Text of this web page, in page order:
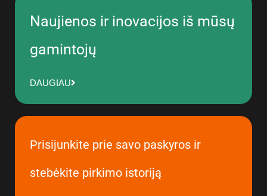
Naujienos ir inovacijos iš mūsų
gamintojų
DAUGIAU
Prisijunkite prie savo paskyros ir
stebėkite pirkimo istoriją